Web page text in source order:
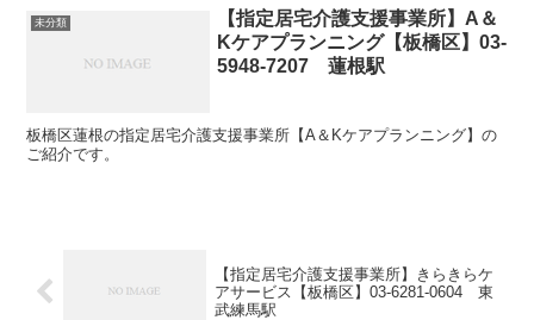
未分類
【指定居宅介護支援事業所】A＆
Kケアプランニング【板橋区】03-
5948-7207 蓮根駅
板橋区蓮根の指定居宅介護支援事業所【A＆Kケアプランニング】の
ご紹介です。
【指定居宅介護支援事業所】きらきらケ
アサービス【板橋区】03-6281-0604 東
武練馬駅